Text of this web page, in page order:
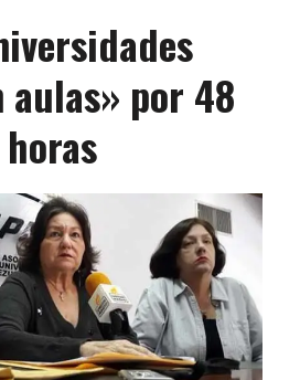
por 48
horas